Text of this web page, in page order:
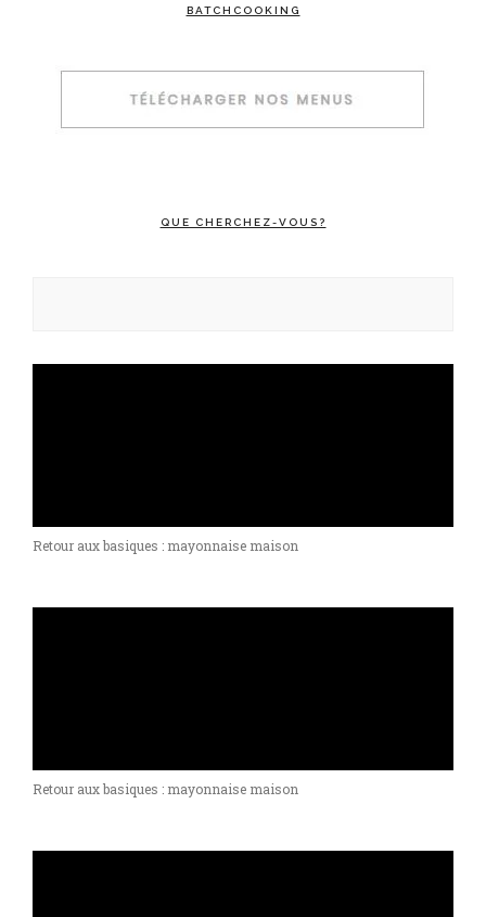
BATCHCOOKING
QUE CHERCHEZ-VOUS?
Retour aux basiques : mayonnaise maison
Retour aux basiques : mayonnaise maison